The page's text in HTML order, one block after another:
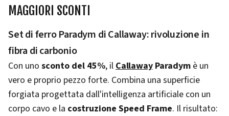
MAGGIORI SCONTI
Set di ferro Paradym di Callaway: rivoluzione in
fibra di carbonio
Con uno sconto del 45%, ilCallawayParadymè un
vero e proprio pezzo forte. Combina una superficie
forgiata progettata dall'intelligenza artificiale con un
corpo cavo e la costruzione Speed Frame. Il risultato: